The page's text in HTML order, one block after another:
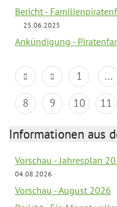
Bericht -
25.06.2025
Ankündigung -
1 ...
8
9 10 11
Informationen aus
Vorschau - Jahresplan
04.08.2026
Vorschau - August 2026